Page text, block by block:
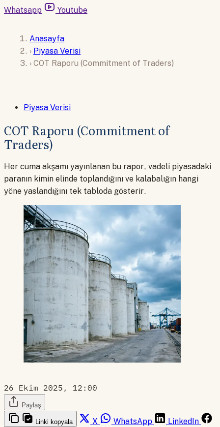
Whatsapp
Youtube
Anasayfa
› Piyasa Verisi
› COT Raporu (Commitment of Traders)
Piyasa Verisi
COT Raporu (Commitment of
Traders)
Her cuma akşamı yayınlanan bu rapor, vadeli piyasadaki
paranın kimin elinde toplandığını ve kalabalığın hangi
yöne yaslandığını tek tabloda gösterir.
26 Ekim 2025, 12:00
Paylaş
Linki kopyala X WhatsApp
LinkedIn